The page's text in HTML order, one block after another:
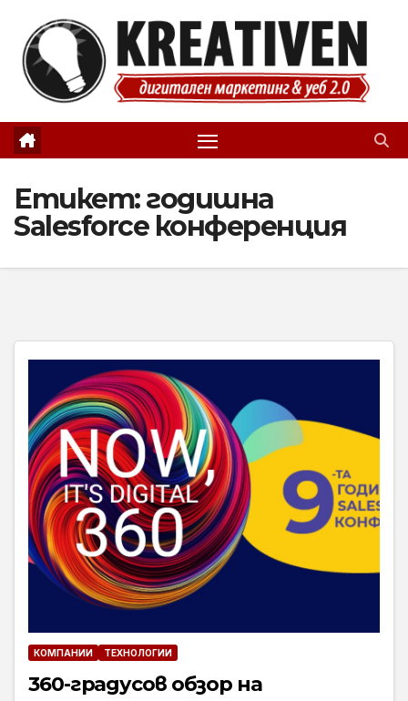
content
Етикет:годишна
Salesforce конференция
КОМПАНИИ ТЕХНОЛОГИИ
360-градусов обзор на